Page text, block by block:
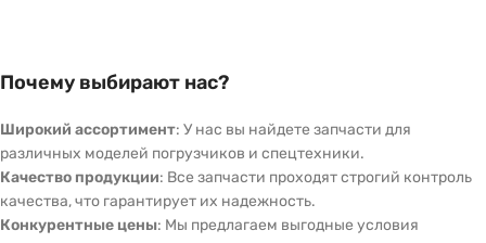
Почему выбирают нас?
Широкий ассортимент: У нас вы найдете запчасти для
различных моделей погрузчиков и спецтехники.
Качество продукции: Все запчасти проходят строгий контроль
качества, что гарантирует их надежность.
Конкурентные цены: Мы предлагаем выгодные условия